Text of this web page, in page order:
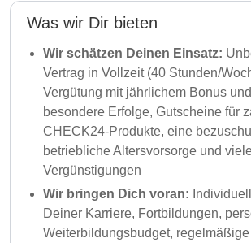
Was wir Dir bieten
Wir schätzen Deinen Einsatz:
Vertrag in Vollzeit (40 Stunden/
Vergütung mit jährlichem Bonus
besondere Erfolge, Gutscheine für
CHECK24-Produkte, eine
betriebliche Altersvorsorge und
Vergünstigungen
Wir bringen Dich voran:
Deiner Karriere, Fortbildungen,
Weiterbildungsbudget, regelmäßige